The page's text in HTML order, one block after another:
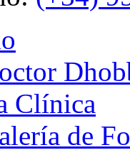
Clínica
de